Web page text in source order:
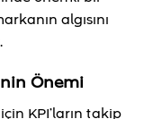
algısını
Önemi
KPI’ların takip